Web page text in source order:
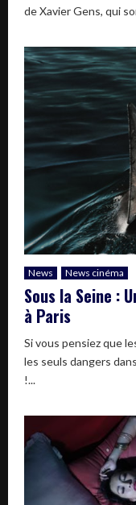
de Xavier Gens, qui
News News cinéma
Sous la Seine :
à Paris
Si vous pensiez que
les seuls dangers
!...